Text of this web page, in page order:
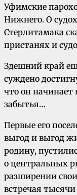
Уфимские
Нижнего. О
Стерлитамака
пристанях и
Здешний край
суждено
что он начинает
забытья…
Первые его
выгод и выгод
родину,
о центральных
разширении
встречая